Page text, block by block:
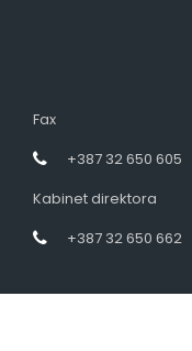
Fax
+387 32 650 605
Kabinet direktora
+387 32 650 662